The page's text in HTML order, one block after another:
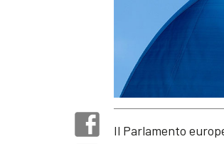
Il Parlamento